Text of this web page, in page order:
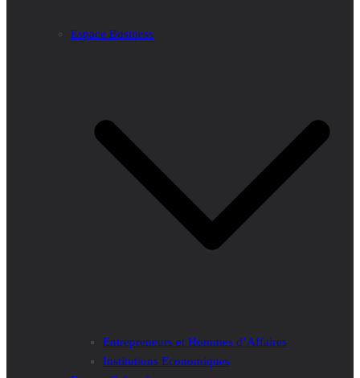
Espace Business
Entrepreneurs et Hommes d’Affaires
Institutions Economiques